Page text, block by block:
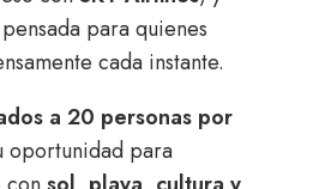
para quienes
cada instante.
a 20 personas por
oportunidad para